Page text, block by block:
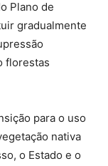
Plano de
gradualmente
florestas
para o uso
nativa
o Estado e o